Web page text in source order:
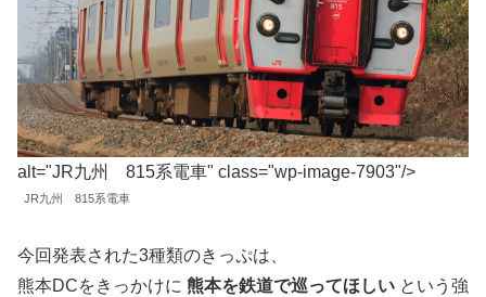
alt="JR九州 815系電車" class="wp-image-7903"/>
JR九州 815系電車
今回発表された3種類のきっぷは、
熊本DCをきっかけに 熊本を鉄道で巡ってほしい という強